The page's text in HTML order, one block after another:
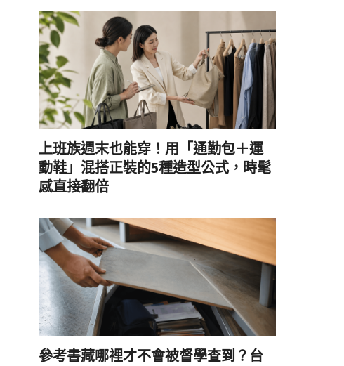
上班族週末也能穿！用「通勤包＋運
動鞋」混搭正裝的5種造型公式，時髦
感直接翻倍
參考書藏哪裡才不會被督學查到？台